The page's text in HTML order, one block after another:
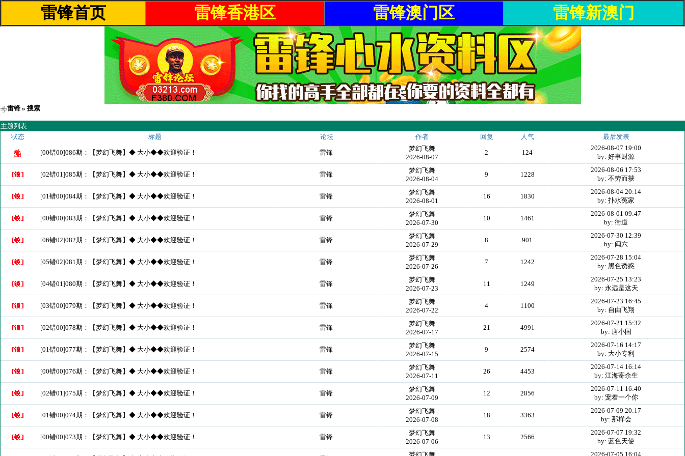
雷锋首页 雷锋香港区 雷锋澳门区 雷锋新澳门
雷锋 » 搜索
主题列表
状态
标题 论坛 作者 回复 人气 最后发表
[00错00]086期：【梦幻飞舞】◆ 大小◆◆欢迎验证！ 雷锋
梦幻飞舞
2026-08-07
2 124
2026-08-07 19:00
by: 好事财源
[02错01]085期：【梦幻飞舞】◆ 大小◆◆欢迎验证！ 雷锋
梦幻飞舞
2026-08-04
9 1228
2026-08-06 17:53
by: 不劳而获
[01错00]084期：【梦幻飞舞】◆ 大小◆◆欢迎验证！ 雷锋
梦幻飞舞
2026-08-01
16 1830
2026-08-04 20:14
by: 扑水冤家
[00错00]083期：【梦幻飞舞】◆ 大小◆◆欢迎验证！ 雷锋
梦幻飞舞
2026-07-30
10 1461
2026-08-01 09:47
by: 街道
[06错02]082期：【梦幻飞舞】◆ 大小◆◆欢迎验证！ 雷锋
梦幻飞舞
2026-07-29
8 901
2026-07-30 12:39
by: 闽六
[05错02]081期：【梦幻飞舞】◆ 大小◆◆欢迎验证！ 雷锋
梦幻飞舞
2026-07-26
7 1242
2026-07-28 15:04
by: 黑色诱惑
[04错01]080期：【梦幻飞舞】◆ 大小◆◆欢迎验证！ 雷锋
梦幻飞舞
2026-07-23
11 1249
2026-07-25 13:23
by: 永远是这天
[03错00]079期：【梦幻飞舞】◆ 大小◆◆欢迎验证！ 雷锋
梦幻飞舞
2026-07-22
4 1100
2026-07-23 16:45
by: 自由飞翔
[02错00]078期：【梦幻飞舞】◆ 大小◆◆欢迎验证！ 雷锋
梦幻飞舞
2026-07-17
21 4991
2026-07-21 15:32
by: 唐小国
[01错00]077期：【梦幻飞舞】◆ 大小◆◆欢迎验证！ 雷锋
梦幻飞舞
2026-07-15
9 2574
2026-07-16 14:17
by: 大小专利
[00错00]076期：【梦幻飞舞】◆ 大小◆◆欢迎验证！ 雷锋
梦幻飞舞
2026-07-11
26 4453
2026-07-14 16:14
by: 江海寄余生
[02错01]075期：【梦幻飞舞】◆ 大小◆◆欢迎验证！ 雷锋
梦幻飞舞
2026-07-09
12 2856
2026-07-11 16:40
by: 宠着一个你
[01错00]074期：【梦幻飞舞】◆ 大小◆◆欢迎验证！ 雷锋
梦幻飞舞
2026-07-08
18 3363
2026-07-09 20:17
by: 那样会
[00错00]073期：【梦幻飞舞】◆ 大小◆◆欢迎验证！ 雷锋
梦幻飞舞
2026-07-06
13 2566
2026-07-07 19:32
by: 蓝色天使
2026-07-05 16:04